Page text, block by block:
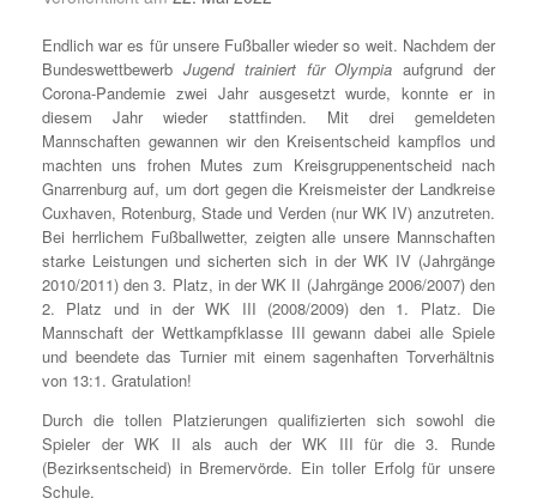
Endlich war es für unsere Fußballer wieder so weit. Nachdem der
Bundeswettbewerb Jugend trainiert für Olympia aufgrund der
Corona-Pandemie zwei Jahr ausgesetzt wurde, konnte er in
diesem Jahr wieder stattfinden. Mit drei gemeldeten
Mannschaften gewannen wir den Kreisentscheid kampflos und
machten uns frohen Mutes zum Kreisgruppenentscheid nach
Gnarrenburg auf, um dort gegen die Kreismeister der Landkreise
Cuxhaven, Rotenburg, Stade und Verden (nur WK IV) anzutreten.
Bei herrlichem Fußballwetter, zeigten alle unsere Mannschaften
starke Leistungen und sicherten sich in der WK IV (Jahrgänge
2010/2011) den 3. Platz, in der WK II (Jahrgänge 2006/2007) den
2. Platz und in der WK III (2008/2009) den 1. Platz. Die
Mannschaft der Wettkampfklasse III gewann dabei alle Spiele
und beendete das Turnier mit einem sagenhaften Torverhältnis
von 13:1. Gratulation!
Durch die tollen Platzierungen qualifizierten sich sowohl die
Spieler der WK II als auch der WK III für die 3. Runde
(Bezirksentscheid) in Bremervörde. Ein toller Erfolg für unsere
Schule.